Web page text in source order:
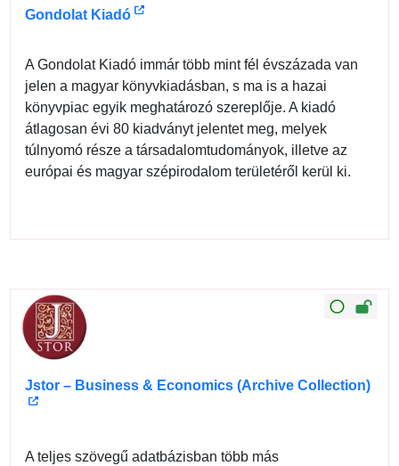
Gondolat Kiadó
A Gondolat Kiadó immár több mint fél évszázada van
jelen a magyar könyvkiadásban, s ma is a hazai
könyvpiac egyik meghatározó szereplője. A kiadó
átlagosan évi 80 kiadványt jelentet meg, melyek
túlnyomó része a társadalomtudományok, illetve az
európai és magyar szépirodalom területéről kerül ki.
Jstor – Business & Economics (Archive Collection)
A teljes szövegű adatbázisban több más